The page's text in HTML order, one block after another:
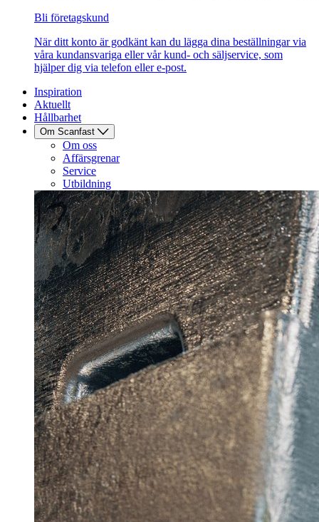
Bli företagskund
När ditt konto är godkänt kan du lägga dina beställningar via
våra kundansvariga eller vår kund- och säljservice, som
hjälper dig via telefon eller e-post.
Inspiration
Aktuellt
Hållbarhet
Om Scanfast
Om oss
Affärsgrenar
Service
Utbildning